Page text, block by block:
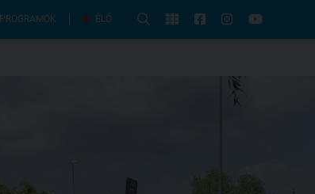
PROGRAMOK ÉLŐ